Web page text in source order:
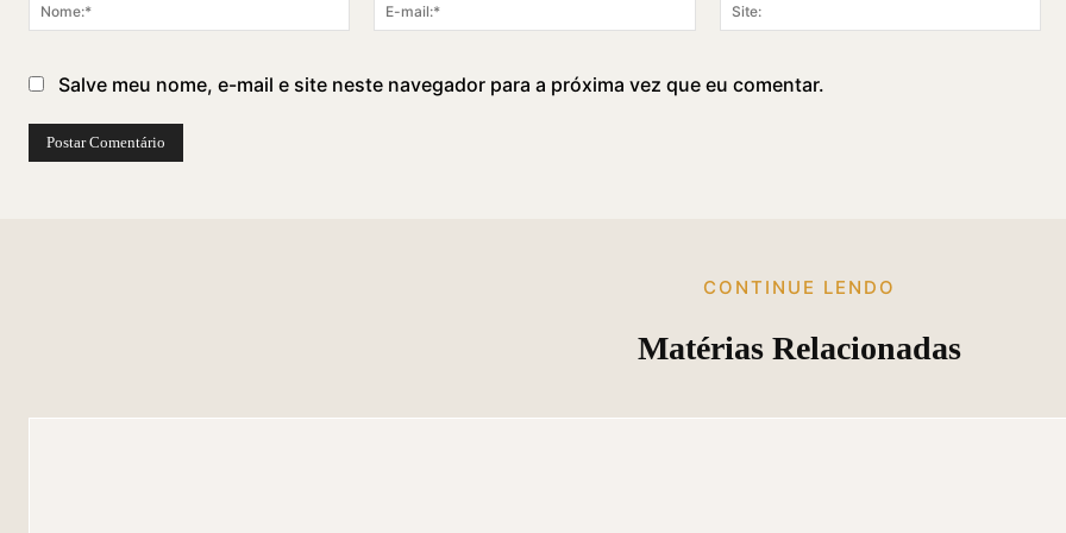
mail:*
Salve meu nome, e-mail e site neste navegador para a próxima vez que eu comentar.
CONTINUE LENDO
Matérias Relacionadas